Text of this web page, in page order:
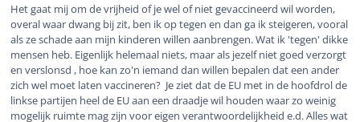
Het gaat mij om de vrijheid of je wel of niet gevaccineerd wil worden,
overal waar dwang bij zit, ben ik op tegen en dan ga ik steigeren, vooral
als ze schade aan mijn kinderen willen aanbrengen. Wat ik 'tegen' dikke
mensen heb. Eigenlijk helemaal niets, maar als jezelf niet goed verzorgt
en verslonsd , hoe kan zo'n iemand dan willen bepalen dat een ander
zich wel moet laten vaccineren? Je ziet dat de EU met in de hoofdrol de
linkse partijen heel de EU aan een draadje wil houden waar zo weinig
mogelijk ruimte mag zijn voor eigen verantwoordelijkheid e.d. Alles wat